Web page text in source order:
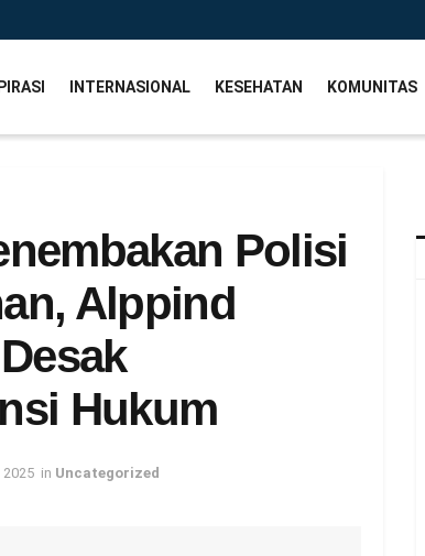
INTERNASIONAL KESEHATAN KOMUNITAS
Polisi
Alppind
Hukum
2025 in Uncategorized